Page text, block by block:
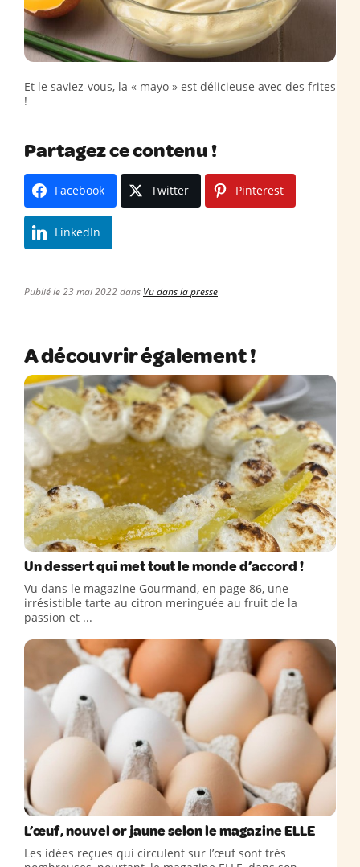
Et le saviez-vous, la « mayo » est délicieuse avec des frites
!
Partagez ce contenu !
Facebook Twitter Pinterest
LinkedIn
Publié le 23 mai 2022 dans Vu dans la presse
A découvrir également !
Un dessert qui met tout le monde d’accord !
Vu dans le magazine Gourmand, en page 86, une
irrésistible tarte au citron meringuée au fruit de la
passion et ...
L’œuf, nouvel or jaune selon le magazine ELLE
Les idées reçues qui circulent sur l’œuf sont très